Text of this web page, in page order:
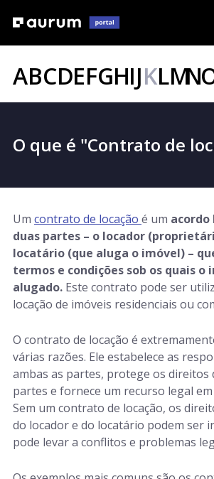
ABCDEFGHIJKLMN
O que é "Contrato de
Um contrato de locação é um
duas partes – o locador
locatário (que aluga o imóvel) –
termos e condições sob os quais o
alugado. Este contrato pode ser
locação de imóveis residenciais ou
O contrato de locação é
várias razões. Ele estabelece as
ambas as partes, protege os direitos
partes e fornece um recurso legal
Sem um contrato de locação, os
do locador e do locatário podem ser
pode levar a conflitos e problemas